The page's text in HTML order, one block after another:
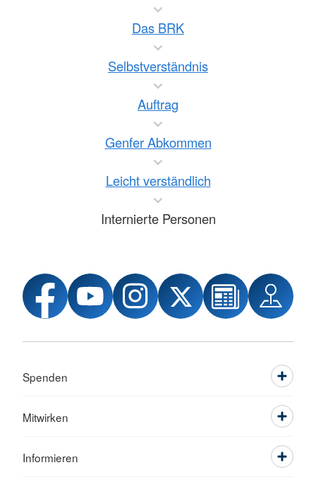
Das BRK
Selbstverständnis
Auftrag
Genfer Abkommen
Leicht verständlich
Internierte Personen
Spenden
Mitwirken
Informieren